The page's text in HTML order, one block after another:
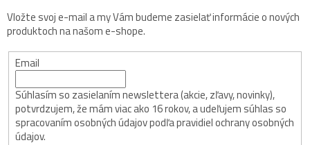
Vložte svoj e-mail a my Vám budeme zasielať informácie o nových
produktoch na našom e-shope.
Email
Súhlasím so zasielaním newslettera (akcie, zľavy, novinky),
potvrdzujem, že mám viac ako 16 rokov, a udeľujem súhlas so
spracovaním osobných údajov podľa pravidiel ochrany osobných
údajov.